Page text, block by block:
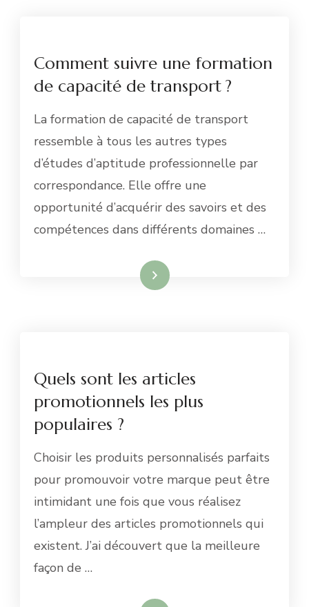
Comment suivre une formation
de capacité de transport ?
La formation de capacité de transport
ressemble à tous les autres types
d’études d’aptitude professionnelle par
correspondance. Elle offre une
opportunité d’acquérir des savoirs et des
compétences dans différents domaines …
Lire la suite
Quels sont les articles
promotionnels les plus
populaires ?
Choisir les produits personnalisés parfaits
pour promouvoir votre marque peut être
intimidant une fois que vous réalisez
l’ampleur des articles promotionnels qui
existent. J’ai découvert que la meilleure
façon de …